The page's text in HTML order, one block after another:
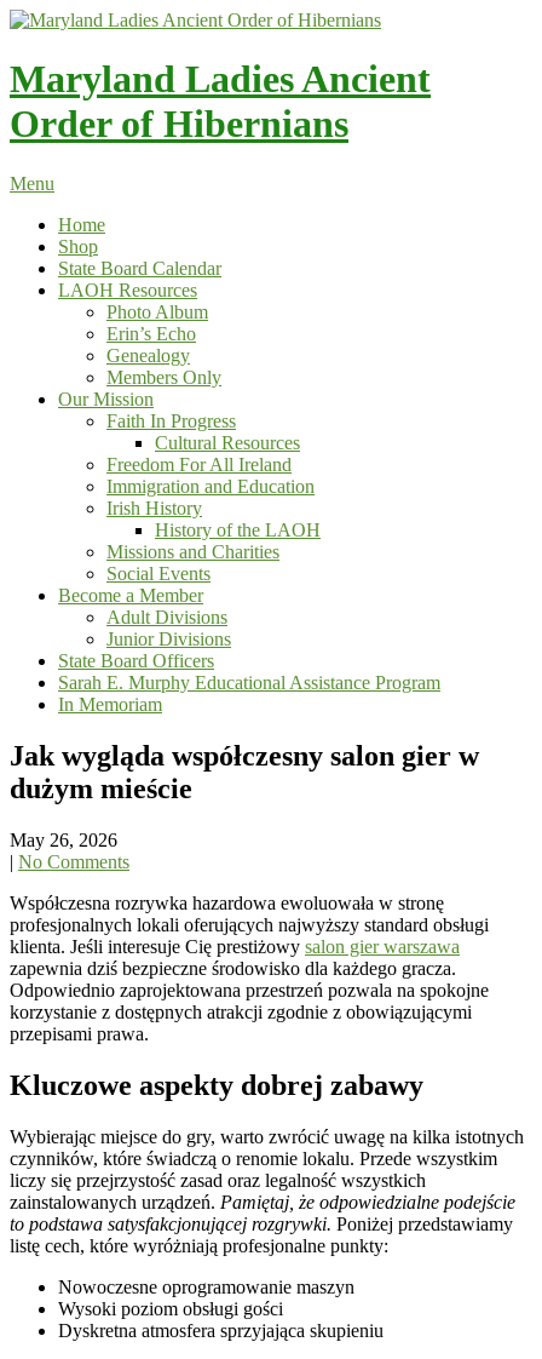
Skip
content
Maryland Ladies Ancient
Order of Hibernians
Menu
Home
Shop
State Board Calendar
LAOH Resources
Photo Album
Erin’s Echo
Genealogy
Members Only
Our Mission
Faith In Progress
Cultural Resources
Freedom For All Ireland
Immigration and Education
Irish History
History of the LAOH
Missions and Charities
Social Events
Become a Member
Adult Divisions
Junior Divisions
State Board Officers
Sarah E. Murphy Educational Assistance Program
In Memoriam
Jak wygląda współczesny salon gier w
dużym mieście
May 26, 2026
| No Comments
Współczesna rozrywka hazardowa ewoluowała w stronę
profesjonalnych lokali oferujących najwyższy standard obsługi
klienta. Jeśli interesuje Cię prestiżowy salon gier warszawa
zapewnia dziś bezpieczne środowisko dla każdego gracza.
Odpowiednio zaprojektowana przestrzeń pozwala na spokojne
korzystanie z dostępnych atrakcji zgodnie z obowiązującymi
przepisami prawa.
Kluczowe aspekty dobrej zabawy
Wybierając miejsce do gry, warto zwrócić uwagę na kilka istotnych
czynników, które świadczą o renomie lokalu. Przede wszystkim
liczy się przejrzystość zasad oraz legalność wszystkich
zainstalowanych urządzeń. Pamiętaj, że odpowiedzialne podejście
to podstawa satysfakcjonującej rozgrywki. Poniżej przedstawiamy
listę cech, które wyróżniają profesjonalne punkty:
Nowoczesne oprogramowanie maszyn
Wysoki poziom obsługi gości
Dyskretna atmosfera sprzyjająca skupieniu